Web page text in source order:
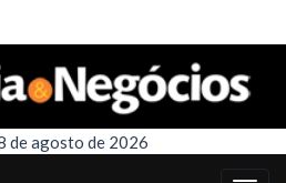
de agosto de 2026